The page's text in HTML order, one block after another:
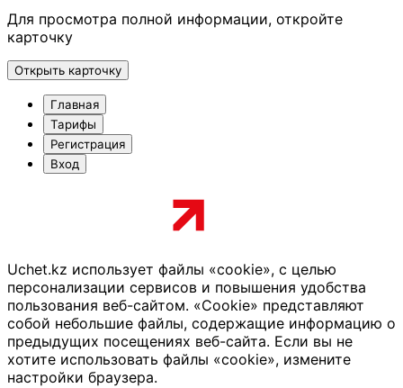
Для просмотра полной информации, откройте
карточку
Открыть карточку
Главная
Тарифы
Регистрация
Вход
Uchet.kz использует файлы «cookie», с целью
персонализации сервисов и повышения удобства
пользования веб-сайтом. «Cookie» представляют
собой небольшие файлы, содержащие информацию о
предыдущих посещениях веб-сайта. Если вы не
хотите использовать файлы «cookie», измените
настройки браузера.